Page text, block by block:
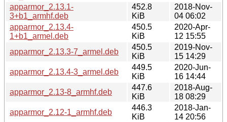
apparmor_2.13.1-
3+b1_armhf.deb
452.8
KiB
2018-Nov-
04 06:02
apparmor_2.13.4-
1+b1_armel.deb
450.5
KiB
2020-Apr-
12 15:55
apparmor_2.13.3-7_armel.deb
450.5
KiB
2019-Nov-
15 14:29
apparmor_2.13.4-3_armel.deb
449.5
KiB
2020-Jun-
16 14:44
apparmor_2.13-8_armhf.deb
447.6
KiB
2018-Aug-
18 08:29
apparmor_2.12-1_armhf.deb
446.3
KiB
2018-Jan-
14 20:56